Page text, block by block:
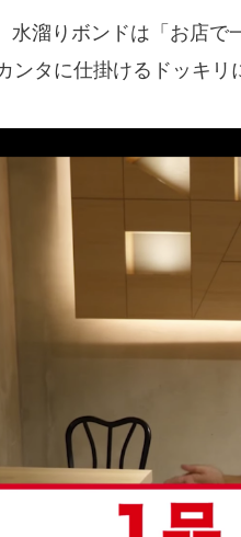
水溜りボンドは「お店
ンタに仕掛けるドッキリ